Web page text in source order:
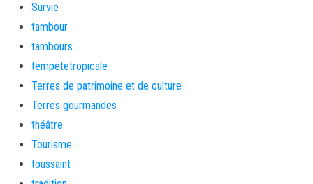
Survie
tambour
tambours
tempetetropicale
Terres de patrimoine et de culture
Terres gourmandes
théâtre
Tourisme
toussaint